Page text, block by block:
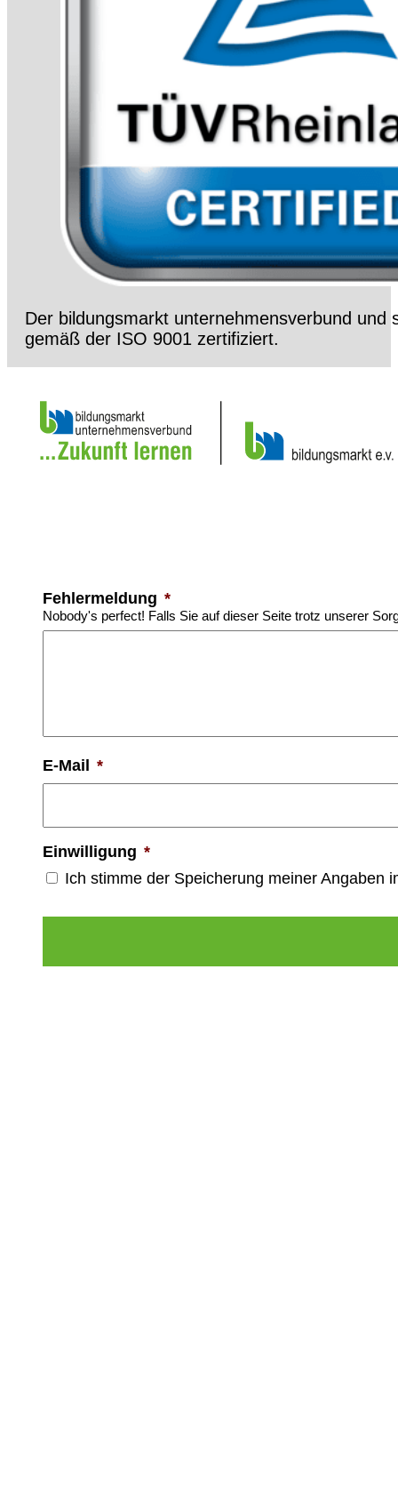
Der bildungsmarkt unternehmensverbund und
gemäß der ISO 9001 zertifiziert.
Fehlermeldung *
Nobody's perfect! Falls Sie auf dieser Seite trotz unserer
E-Mail *
Einwilligung *
Ich stimme der Speicherung meiner Angaben